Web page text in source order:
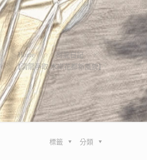
Home
阿龍日記
【清龍爭取 水岸花都新風貌】
分類
標籤